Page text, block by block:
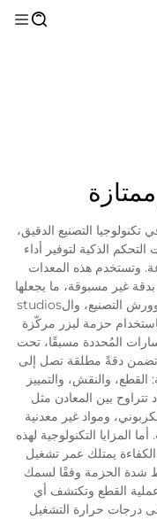
تكنولوجيا التصنيع الدقيق،
الذكية لتوفير أداء
وتستخدم هذه المعدات
غير مسبوقة، ما يجعلها
أداة لا غنى عنها في مرافق التصنيع الحديثة، وورش التصنيع، والstudios
باستخدام حزمة ليزر مركّزة
المُحددة مسبقًا، تحت
تضمن دقةً مطلقة تصل إلى
والنقش، والتمييز
تتراوح بين المعادن مثل
ومواد غير معدنية
المزايا التكنولوجية لهذه
يمتلك عمر تشغيل
شدة الحزمة وفقًا لسمك
القطع وتكتشف أي
درجات حرارة التشغيل